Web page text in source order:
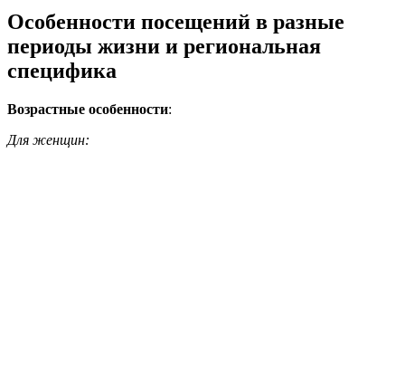
Особенности посещений в разные
периоды жизни и региональная
специфика
Возрастные особенности:
Для женщин: